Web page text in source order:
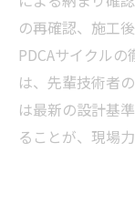
の再確認、施工
PDCAサイクル
は、先輩技術者
は最新の設計基
ることが、現場